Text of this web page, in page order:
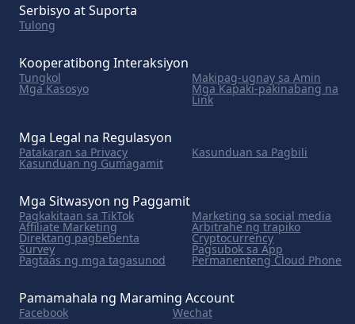
Serbisyo at Suporta
Tulong
Kooperatibong Interaksiyon
Tungkol Makipag-ugnay sa Amin
Mga Kasosyo Mga Kapaki-pakinabang na
Link
Mga Legal na Regulasyon
Patakaran sa Privacy Kasunduan sa Pagbili
Kasunduan ng Gumagamit
Mga Sitwasyon ng Paggamit
Pagkakitaan sa TikTok Marketing sa social media
Affiliate Marketing Arbitrahe ng trapiko
Direktang pagbebenta Cryptocurrency
Survey Pagsubok sa App
Pagtaas ng mga tagasunod Permanenteng Cloud Phone
Pamamahala ng Maraming Account
Facebook
Wechat